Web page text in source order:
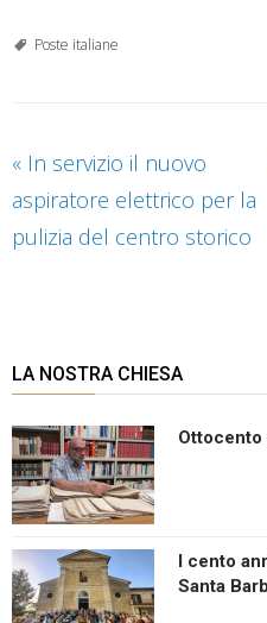
Poste italiane
« In servizio il nuovo
aspiratore elettrico per la
pulizia del centro storico
LA NOSTRA CHIESA
Ottocento
I cento
Santa